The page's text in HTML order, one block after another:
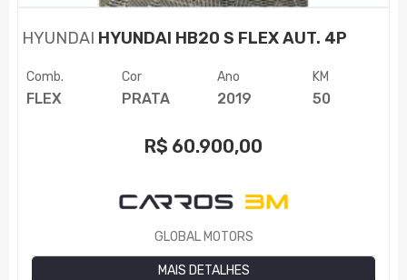
HYUNDAI HYUNDAI HB20 S FLEX AUT. 4P
Comb.
FLEX
Cor
PRATA
Ano
2019
KM
50
R$ 60.900,00
GLOBAL MOTORS
MAIS DETALHES